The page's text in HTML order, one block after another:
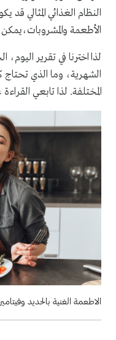
النظام الغذائي المثالي
الأطعمة
لذا اخترنا في تقرير
الشهرية، وما الذي
المختلفة. لذا تابعي
الاطعمة الغنية بالحديد